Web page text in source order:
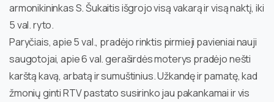
armonikininkas S. Šukaitis išgrojo visą vakarą ir visą naktį, iki
5 val. ryto.
Paryčiais, apie 5 val., pradėjo rinktis pirmieji pavieniai nauji
saugotojai, apie 6 val. geraširdės moterys pradėjo nešti
karštą kavą, arbatą ir sumuštinius. Užkandę ir pamatę, kad
žmonių ginti RTV pastato susirinko jau pakankamai ir vis